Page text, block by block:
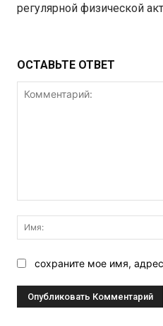
регулярной физической
ОСТАВЬТЕ ОТВЕТ
сохраните мое имя,